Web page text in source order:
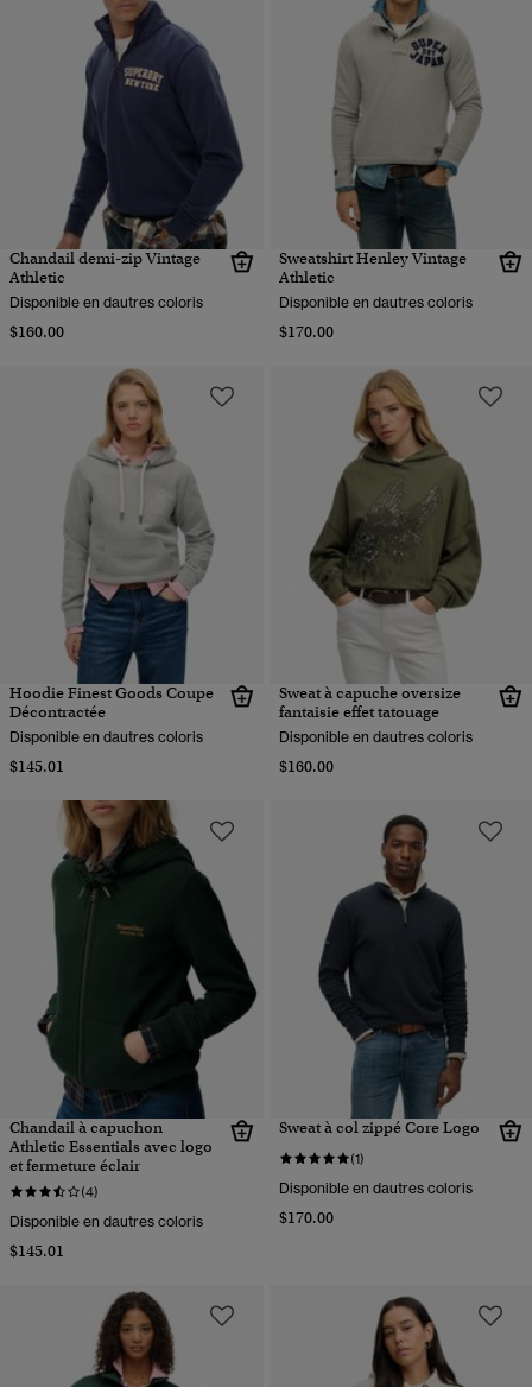
Chandail demi-zip Vintage
Athletic
Disponible en dautres coloris
$160.00
Sweatshirt Henley Vintage
Athletic
Disponible en dautres coloris
$170.00
Hoodie Finest Goods Coupe
Décontractée
Disponible en dautres coloris
$145.01
Sweat à capuche oversize
fantaisie effet tatouage
Disponible en dautres coloris
$160.00
Chandail à capuchon
Athletic Essentials avec logo
et fermeture éclair
(4)
Disponible en dautres coloris
$145.01
Sweat à col zippé Core Logo
(1)
Disponible en dautres coloris
$170.00